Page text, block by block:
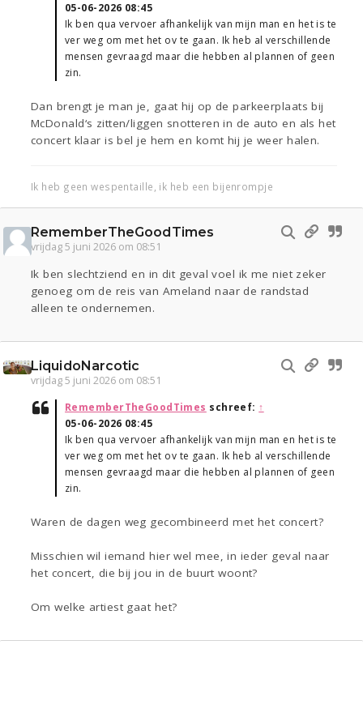
05-06-2026 08:45
Ik ben qua vervoer afhankelijk van mijn man en het is te
ver weg om met het ov te gaan. Ik heb al verschillende
mensen gevraagd maar die hebben al plannen of geen
zin.
Dan brengt je man je, gaat hij op de parkeerplaats bij
McDonald‘s zitten/liggen snotteren in de auto en als het
concert klaar is bel je hem en komt hij je weer halen.
Ik heb geen wespentaille, ik heb een bijenrompje
RememberTheGoodTimes
vrijdag 5 juni 2026 om 08:51
Ik ben slechtziend en in dit geval voel ik me niet zeker
genoeg om de reis van Ameland naar de randstad
alleen te ondernemen.
LiquidoNarcotic
vrijdag 5 juni 2026 om 08:51
RememberTheGoodTimes schreef: ↑
05-06-2026 08:45
Ik ben qua vervoer afhankelijk van mijn man en het is te
ver weg om met het ov te gaan. Ik heb al verschillende
mensen gevraagd maar die hebben al plannen of geen
zin.
Waren de dagen weg gecombineerd met het concert?
Misschien wil iemand hier wel mee, in ieder geval naar
het concert, die bij jou in de buurt woont?
Om welke artiest gaat het?